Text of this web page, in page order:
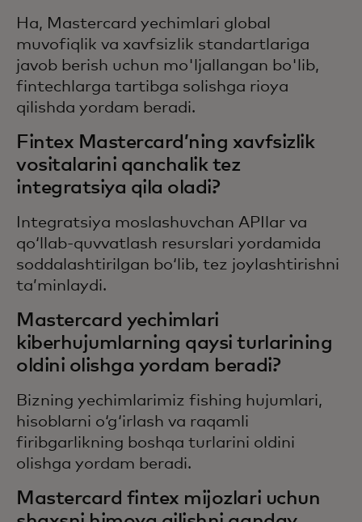
Ha, Mastercard yechimlari global
muvofiqlik va xavfsizlik standartlariga
javob berish uchun mo'ljallangan bo'lib,
fintechlarga tartibga solishga rioya
qilishda yordam beradi.
Fintex Mastercard’ning xavfsizlik
vositalarini qanchalik tez
integratsiya qila oladi?
Integratsiya moslashuvchan APIlar va
qoʻllab-quvvatlash resurslari yordamida
soddalashtirilgan boʻlib, tez joylashtirishni
taʼminlaydi.
Mastercard yechimlari
kiberhujumlarning qaysi turlarining
oldini olishga yordam beradi?
Bizning yechimlarimiz fishing hujumlari,
hisoblarni o‘g‘irlash va raqamli
firibgarlikning boshqa turlarini oldini
olishga yordam beradi.
Mastercard fintex mijozlari uchun